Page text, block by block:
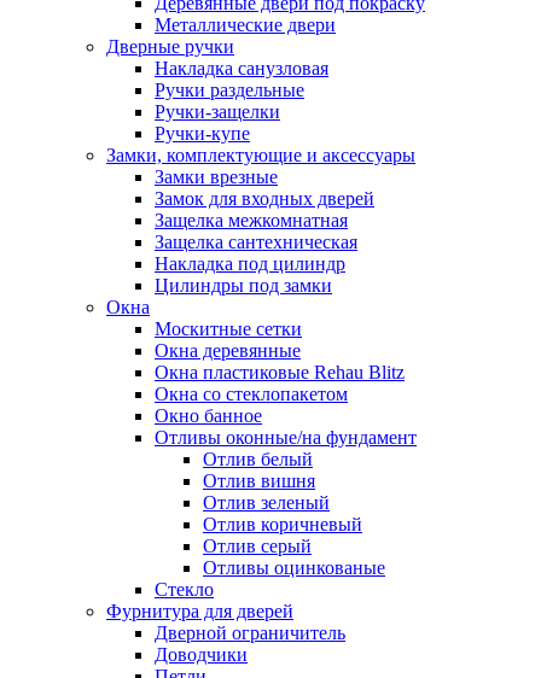
Металлические двери
Дверные ручки
Накладка санузловая
Ручки раздельные
Ручки-защелки
Ручки-купе
Замки, комплектующие и аксессуары
Замки врезные
Замок для входных дверей
Защелка межкомнатная
Защелка сантехническая
Накладка под цилиндр
Цилиндры под замки
Окна
Москитные сетки
Окна деревянные
Окна пластиковые Rehau Blitz
Окна со стеклопакетом
Окно банное
Отливы оконные/на фундамент
Отлив белый
Отлив вишня
Отлив зеленый
Отлив коричневый
Отлив серый
Отливы оцинкованые
Стекло
Фурнитура для дверей
Дверной ограничитель
Доводчики